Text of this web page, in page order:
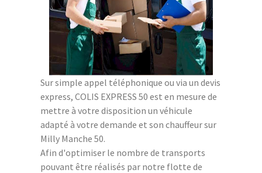
Sur simple appel téléphonique ou via un devis
express, COLIS EXPRESS 50 est en mesure de
mettre à votre disposition un véhicule
adapté à votre demande et son chauffeur sur
Milly Manche 50.
Afin d'optimiser le nombre de transports
pouvant être réalisés par notre flotte de